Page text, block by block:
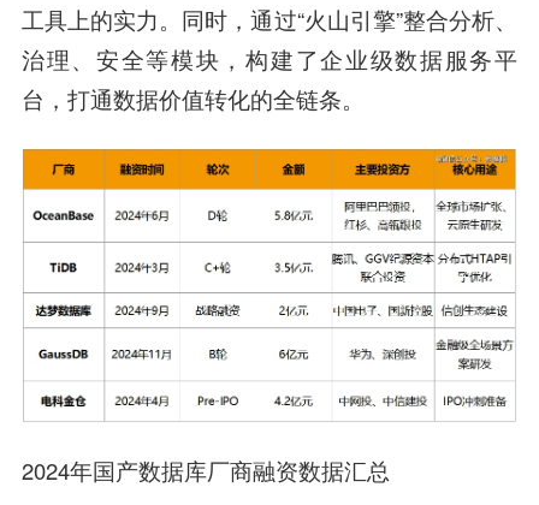
工具上的实力。同时，通过“火山引擎”整合分析、
治理、安全等模块，构建了企业级数据服务平
台，打通数据价值转化的全链条。
2024年国产数据库厂商融资数据汇总